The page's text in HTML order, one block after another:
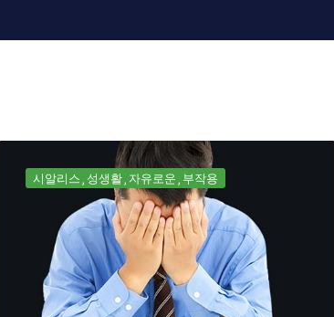
시알리스 성생활 자유로운 부작용